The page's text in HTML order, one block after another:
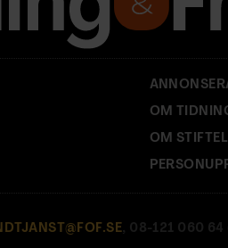
OM
OM
, 08-121 060 64